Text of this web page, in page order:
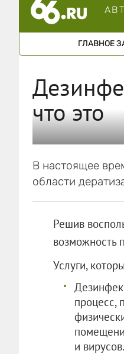
ГЛАВНОЕ
что это
В настоящее
области
Решив
возможность
Услуги,
процесс,
и вирусов.